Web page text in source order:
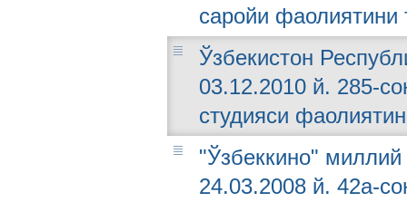
саройи фаолиятини
Ўзбекистон
03.12.2010 й. 285-
студияси
"Ўзбеккино" миллий
24.03.2008 й. 42а-